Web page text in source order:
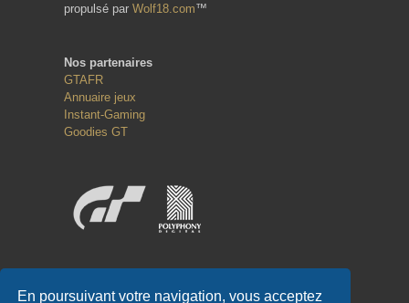
En poursuivant votre navigation, vous acceptez
propulsé par Wolf18.com™
Nos partenaires
GTAFR
Annuaire jeux
Instant-Gaming
Goodies GT